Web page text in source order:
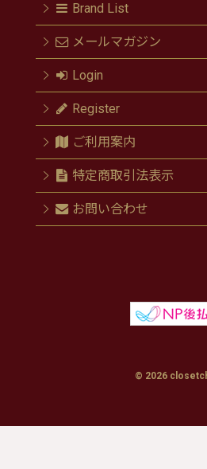
Brand List
メールマガジン
Login
Register
ご利用案内
特定商取引法表示
お問い合わせ
© 2026